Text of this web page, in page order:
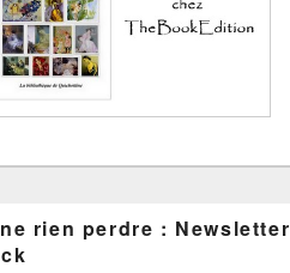
rien perdre : Newsletter